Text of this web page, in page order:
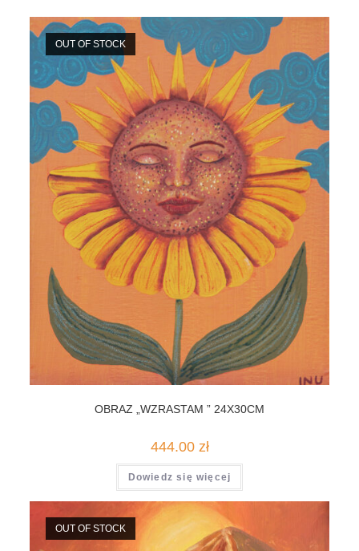
OUT OF STOCK
OBRAZ „WZRASTAM ” 24X30CM
444.00 zł
Dowiedz się więcej
OUT OF STOCK